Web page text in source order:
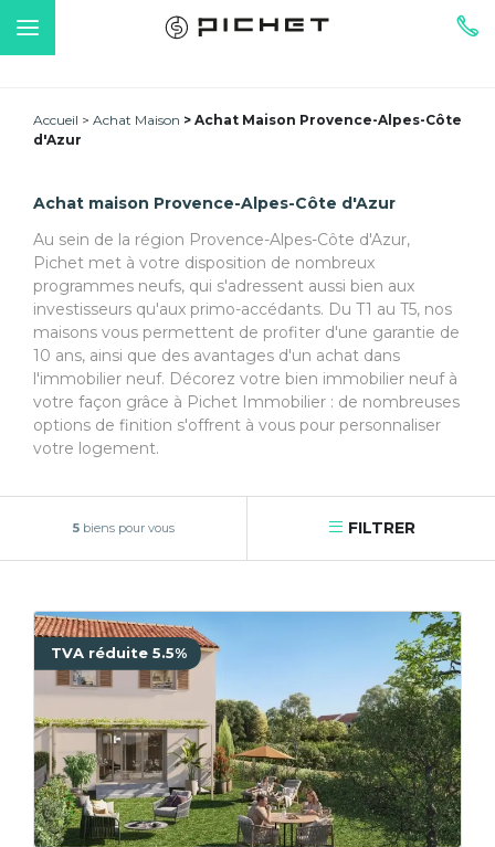
Accueil Achat Maison
Achat Maison Provence-Alpes-Côte
d'Azur
Achat maison Provence-Alpes-Côte d'Azur
Au sein de la région Provence-Alpes-Côte d'Azur,
Pichet met à votre disposition de nombreux
programmes neufs, qui s'adressent aussi bien aux
investisseurs qu'aux primo-accédants. Du T1 au T5, nos
maisons vous permettent de profiter d'une garantie de
10 ans, ainsi que des avantages d'un achat dans
l'immobilier neuf. Décorez votre bien immobilier neuf à
votre façon grâce à Pichet Immobilier : de nombreuses
options de finition s'offrent à vous pour personnaliser
votre logement.
5biens pour vous FILTRER
TVA réduite 5.5%